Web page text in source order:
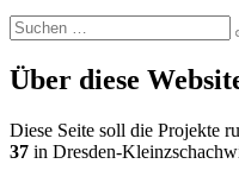
Suchen
nach:
Über diese
Diese Seite soll die Projekte
37 in Dresden-